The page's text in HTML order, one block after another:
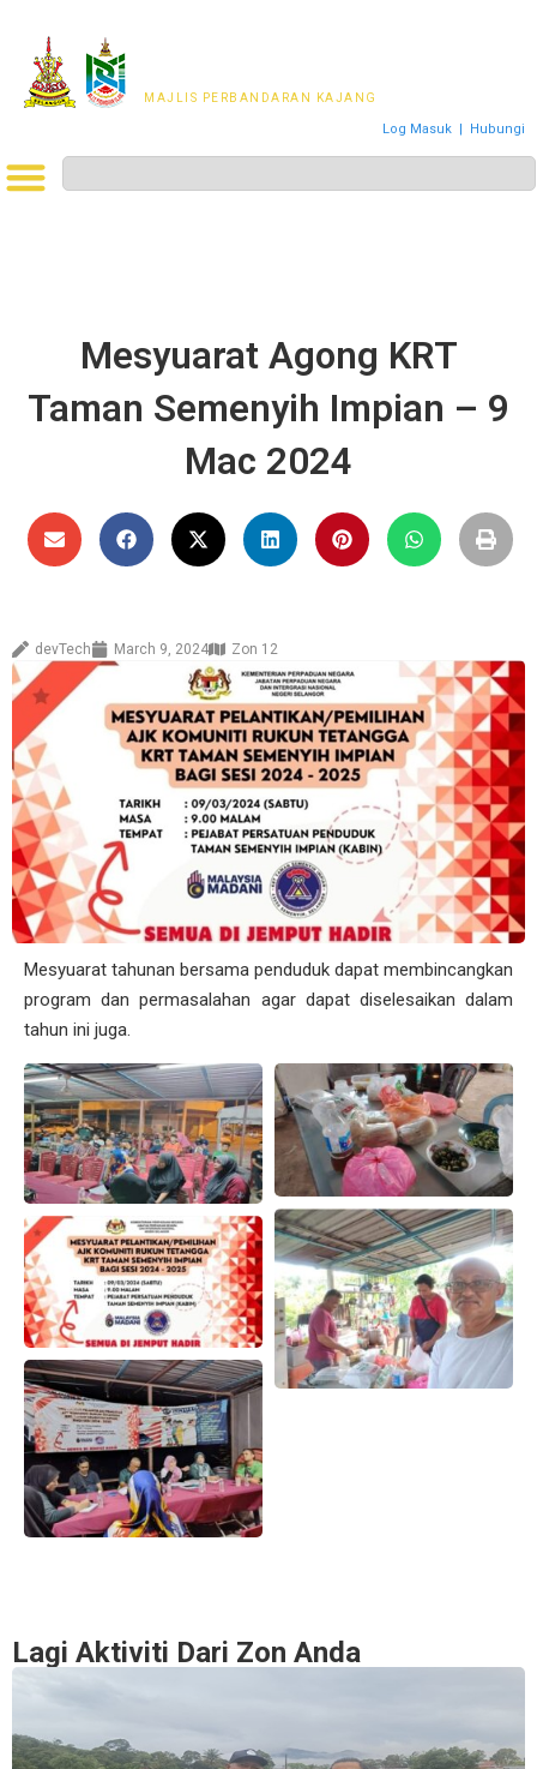
MAJLIS PERBANDARAN KAJANG
Log Masuk | Hubungi
Mesyuarat Agong KRT
Taman Semenyih Impian – 9
Mac 2024
devTech March 9, 2024 Zon 12
Mesyuarat tahunan bersama penduduk dapat membincangkan
program dan permasalahan agar dapat diselesaikan dalam
tahun ini juga.
Lagi Aktiviti Dari Zon Anda